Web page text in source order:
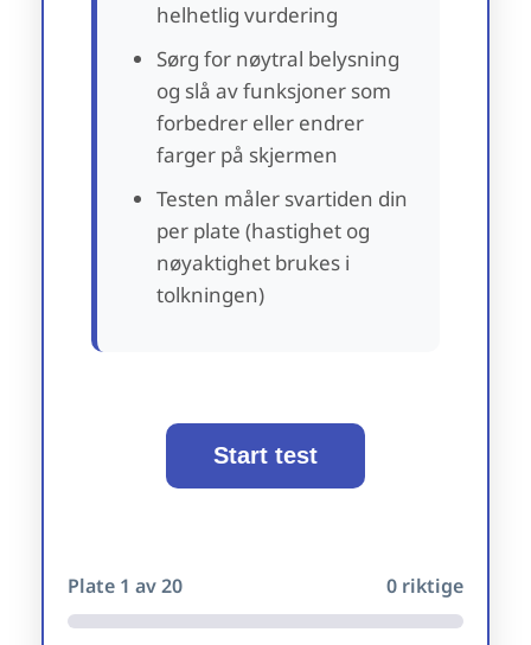
helhetlig vurdering
Sørg for nøytral belysning
og slå av funksjoner som
forbedrer eller endrer
farger på skjermen
Testen måler svartiden din
per plate (hastighet og
nøyaktighet brukes i
tolkningen)
Start test
Plate 1 av 20 0 riktige